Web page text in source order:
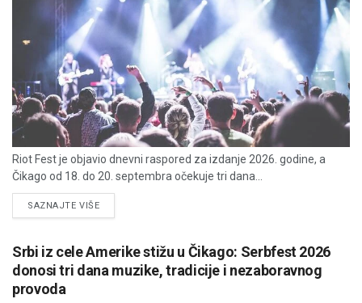
Riot Fest je objavio dnevni raspored za izdanje 2026. godine, a
Čikago od 18. do 20. septembra očekuje tri dana...
SAZNAJTE VIŠEDETAILS
Srbi iz cele Amerike stižu u Čikago: Serbfest 2026
donosi tri dana muzike, tradicije i nezaboravnog
provoda